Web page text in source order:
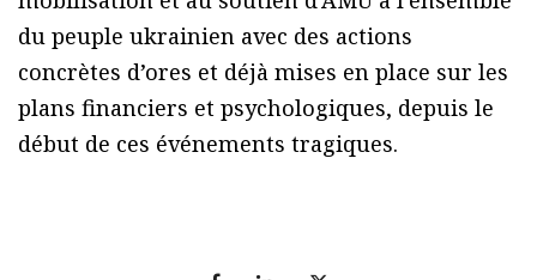
du peuple ukrainien avec des actions
concrètes d’ores et déjà mises en place sur les
plans financiers et psychologiques, depuis le
début de ces événements tragiques.